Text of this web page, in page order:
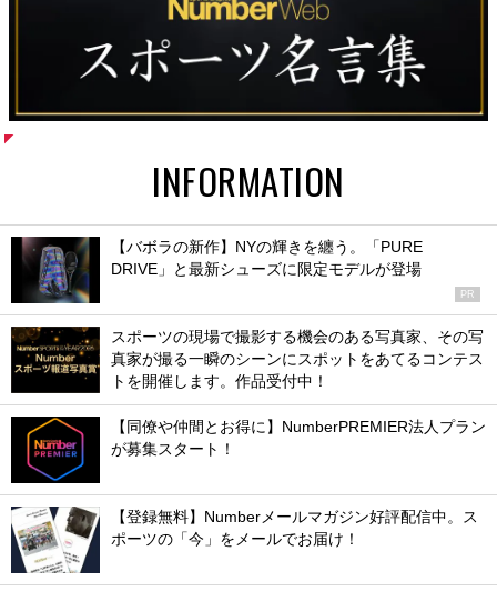
INFORMATION
【バボラの新作】NYの輝きを纏う。「PURE
DRIVE」と最新シューズに限定モデルが登場
PR
スポーツの現場で撮影する機会のある写真家、その写
真家が撮る一瞬のシーンにスポットをあてるコンテス
トを開催します。作品受付中！
【同僚や仲間とお得に】NumberPREMIER法人プラン
が募集スタート！
【登録無料】Numberメールマガジン好評配信中。ス
ポーツの「今」をメールでお届け！